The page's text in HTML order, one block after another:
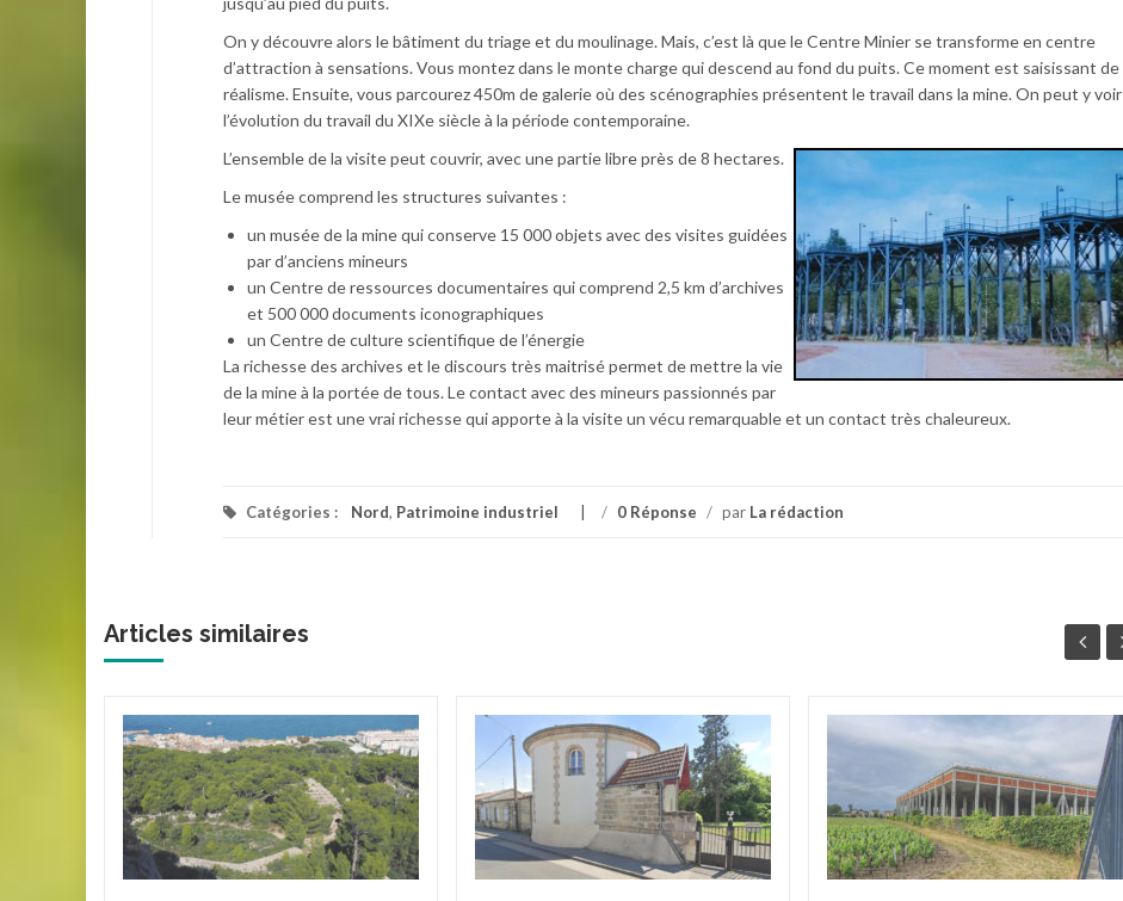
On y découvre alors le bâtiment du triage et du moulinage. Mais, c’est là que le Centre Minier se transforme en centre
d’attraction à sensations. Vous montez dans le monte charge qui descend au fond du puits. Ce moment est saisissant de
réalisme. Ensuite, vous parcourez 450m de galerie où des scénographies présentent le travail dans la mine. On peut y voir
l’évolution du travail du XIXe siècle à la période contemporaine.
L’ensemble de la visite peut couvrir, avec une partie libre près de 8 hectares.
Le musée comprend les structures suivantes :
un musée de la mine qui conserve 15 000 objets avec des visites guidées
par d’anciens mineurs
un Centre de ressources documentaires qui comprend 2,5 km d’archives
et 500 000 documents iconographiques
un Centre de culture scientifique de l’énergie
La richesse des archives et le discours très maitrisé permet de mettre la vie
de la mine à la portée de tous. Le contact avec des mineurs passionnés par
leur métier est une vrai richesse qui apporte à la visite un vécu remarquable et un contact très chaleureux.
Catégories : Nord, Patrimoine industriel / 0 Réponse / par La rédaction
Articles similaires